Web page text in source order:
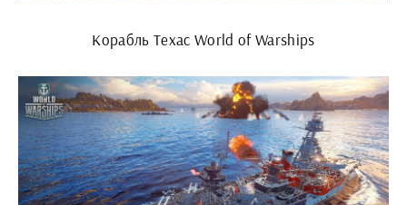
Корабль Техас World of Warships